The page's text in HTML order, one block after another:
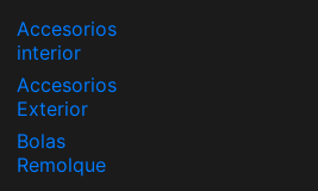
Accesorios
interior
Accesorios
Exterior
Bolas
Remolque